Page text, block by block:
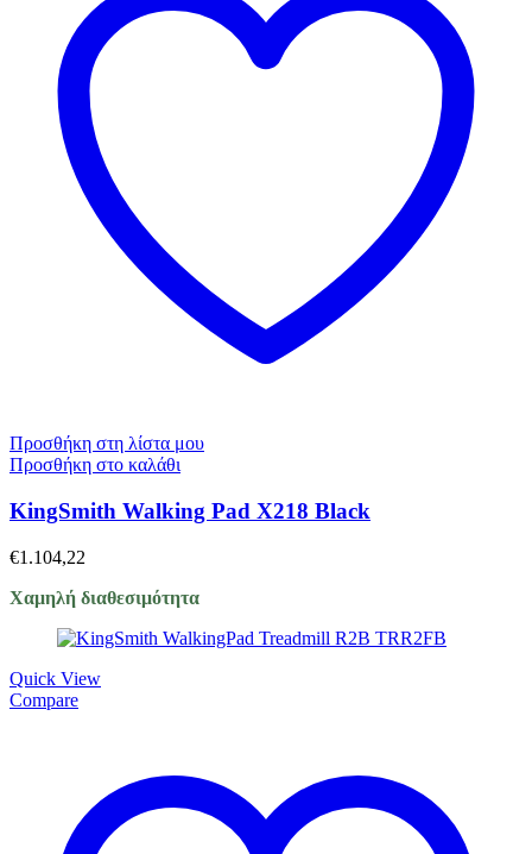
Προσθήκη στη λίστα μου
Προσθήκη στο καλάθι
KingSmith Walking Pad X218 Black
€1.104,22
Χαμηλή διαθεσιμότητα
Quick View
Compare